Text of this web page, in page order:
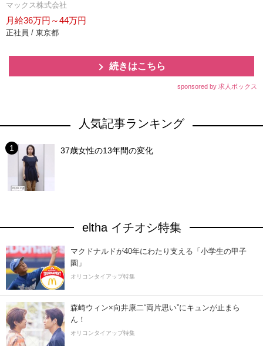
マックス株式会社
月給36万円～44万円
正社員 / 東京都
続きはこちら
sponsored by 求人ボックス
人気記事ランキング
37歳女性の13年間の変化
eltha イチオシ特集
マクドナルドが40年にわたり支える「小学生の甲子
園」
オリコンタイアップ特集
森崎ウィン×向井康二“両片思い”にキュンが止まら
ん！
オリコンタイアップ特集